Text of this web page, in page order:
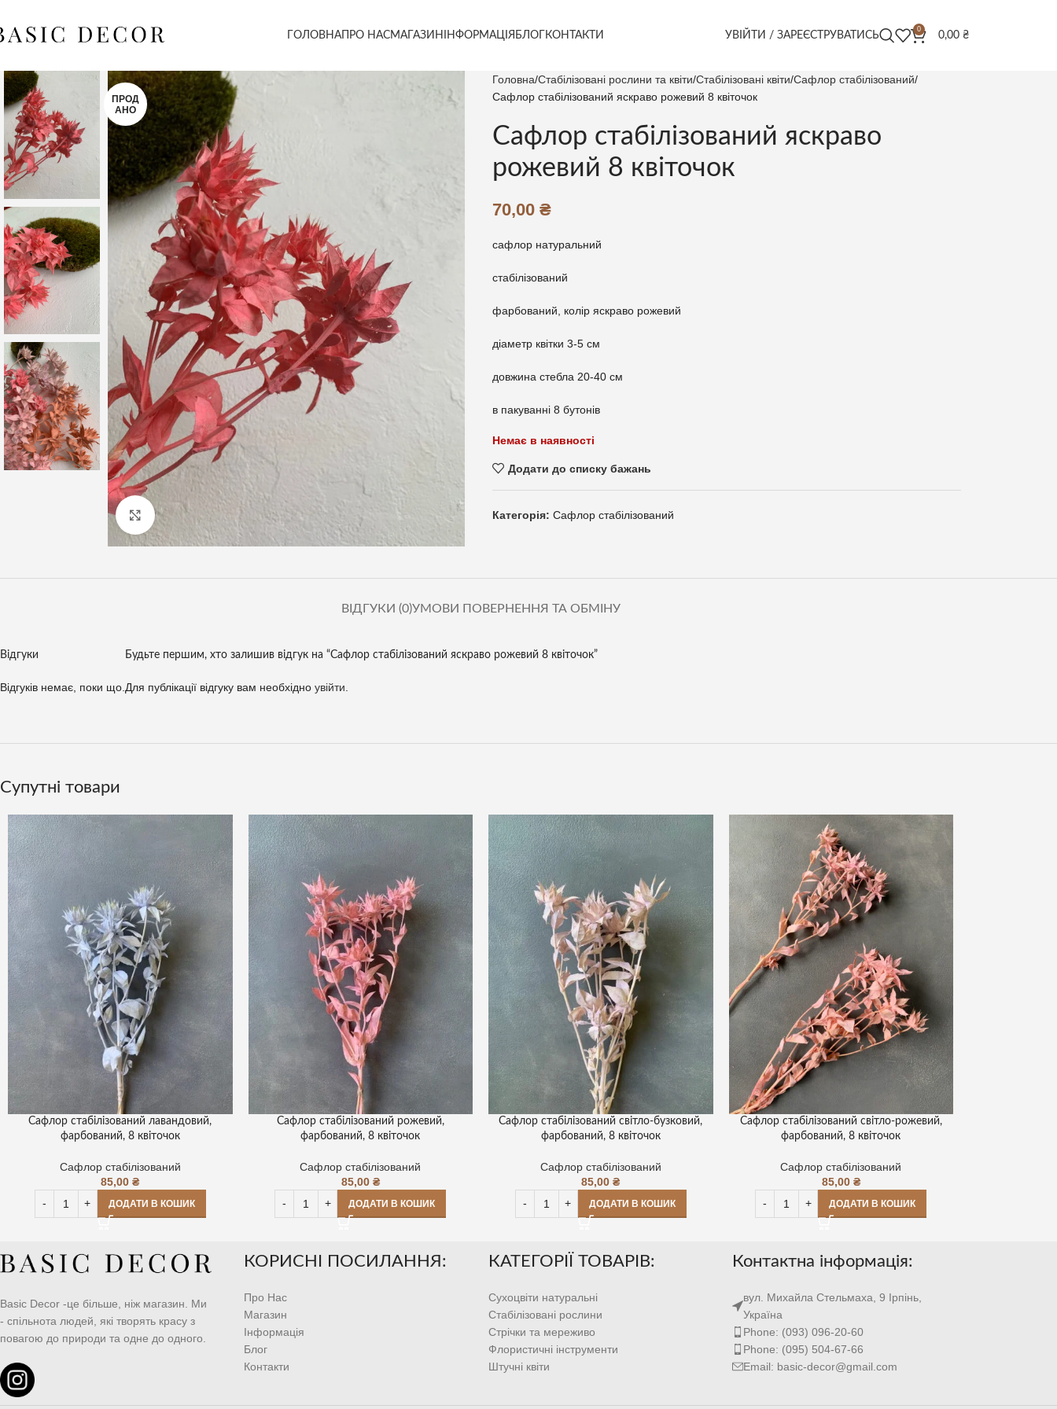
ГОЛОВНАПРО НАСМАГАЗИН ІНФОРМАЦІЯ БЛОГ КОНТАКТИ УВІЙТИ / ЗАРЕЄСТРУВАТИСЬ
0
0,00 ₴
ПРОД
АНО
Клацніть, щоб збільшити
Головна Стабілізовані рослини та квіти Стабілізовані квіти Сафлор стабілізований
Сафлор стабілізований яскраво рожевий 8 квіточок
Сафлор стабілізований яскраво
рожевий 8 квіточок
70,00 ₴
сафлор натуральний
стабілізований
фарбований, колір яскраво рожевий
діаметр квітки 3-5 см
довжина стебла 20-40 см
в пакуванні 8 бутонів
Немає в наявності
Додати до списку бажань
Категорія: Сафлор стабілізований
ВІДГУКИ (0)УМОВИ ПОВЕРНЕННЯ ТА ОБМІНУ
Відгуки
Відгуків немає, поки що.
Будьте першим, хто залишив відгук на “Сафлор стабілізований яскраво рожевий 8 квіточок”
Для публікації відгуку вам необхідно увійти
Супутні товари
Сафлор стабілізований лавандовий,
фарбований, 8 квіточок
Сафлор стабілізований
85,00₴
ДОДАТИ В КОШИК
Сафлор стабілізований рожевий,
фарбований, 8 квіточок
Сафлор стабілізований
85,00 ₴
ДОДАТИ В КОШИК
Сафлор стабілізований світло-бузковий,
фарбований, 8 квіточок
Сафлор стабілізований
85,00₴
ДОДАТИ В КОШИК
Сафлор стабілізований світло-рожевий,
фарбований, 8 квіточок
Сафлор стабілізований
85,00 ₴
ДОДАТИ В КОШИК
Basic Decor -це більше, ніж магазин. Ми
- спільнота людей, які творять красу з
повагою до природи та одне до одного.
КОРИСНІ ПОСИЛАННЯ:
Про Нас
Магазин
Інформація
Блог
Контакти
КАТЕГОРІЇ ТОВАРІВ:
Сухоцвіти натуральні
Стабілізовані рослини
Стрічки та мереживо
Флористичні інструменти
Штучні квіти
Контактна інформація:
вул. Михайла Стельмаха, 9 Ірпінь,
Україна
Phone: (093) 096-20-60
Phone: (095) 504-67-66
Email: basic-decor@gmail.com